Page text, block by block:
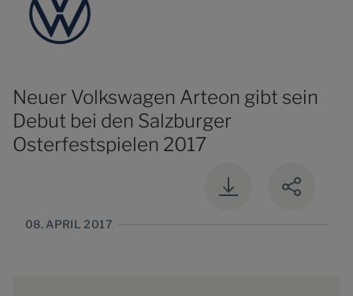
Neuer Volkswagen Arteon gibt sein
Debut bei den Salzburger
Osterfestspielen 2017
08. APRIL 2017